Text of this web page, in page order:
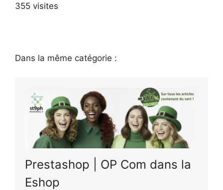
355 visites
Dans la même catégorie :
Prestashop | OP Com dans la
Eshop